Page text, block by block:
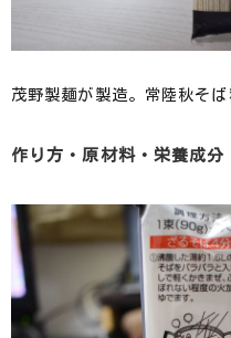
茂野製麺が製造。常陸秋そ
作り方・原材料・栄養成分